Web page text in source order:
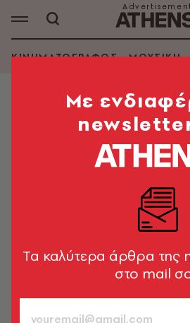
ΚΙΝΗΜΑΤΟΓΡΑΦΟΣ ΜΟΥΣΙΚΗ
ΑΘΑΝΑΣΙΟΣ
ΑΝΑΖΗΤΗΣΗ
Mε
Tα καλύτερα άρθρα της
στο mail